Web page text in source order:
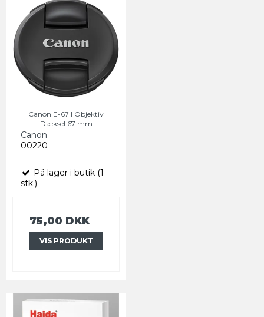
Canon E-67II Objektiv
Dæksel 67 mm
Canon
00220
På lager i butik (1
stk.)
75,00 DKK
VIS PRODUKT